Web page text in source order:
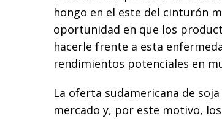
hongo en el este del cinturón
oportunidad en que los
hacerle frente a esta
rendimientos potenciales en
La oferta sudamericana de
mercado y, por este motivo,